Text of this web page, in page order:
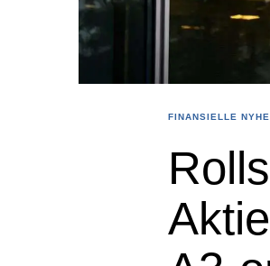
FINANSIELLE